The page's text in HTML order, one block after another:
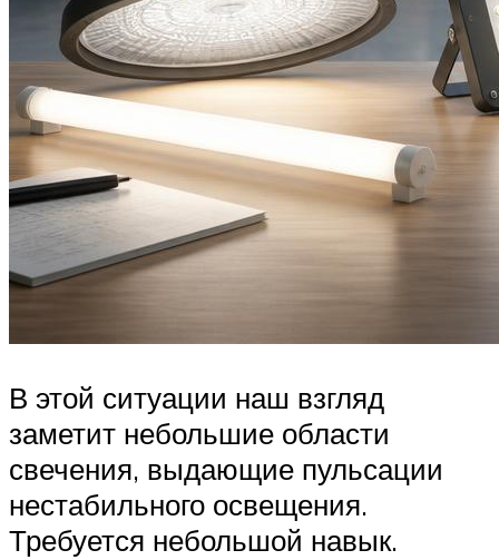
В этой ситуации наш взгляд
заметит небольшие области
свечения, выдающие пульсации
нестабильного освещения.
Требуется небольшой навык.